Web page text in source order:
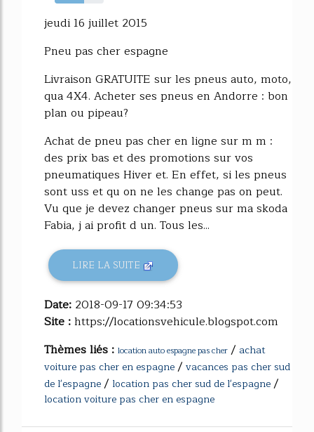
60%
jeudi 16 juillet 2015
Pneu pas cher espagne
Livraison GRATUITE sur les pneus auto, moto,
qua 4X4. Acheter ses pneus en Andorre : bon
plan ou pipeau?
Achat de pneu pas cher en ligne sur m m :
des prix bas et des promotions sur vos
pneumatiques Hiver et. En effet, si les pneus
sont uss et qu on ne les change pas on peut.
Vu que je devez changer pneus sur ma skoda
Fabia, j ai profit d un. Tous les...
LIRE LA SUITE
Date: 2018-09-17 09:34:53
Site :https://locationsvehicule.blogspot.com
Thèmes liés : location auto espagne pas cher / achat
voiture pas cher en espagne/ vacances pas cher sud
de l'espagne/ location pas cher sud de l'espagne/
location voiture pas cher en espagne